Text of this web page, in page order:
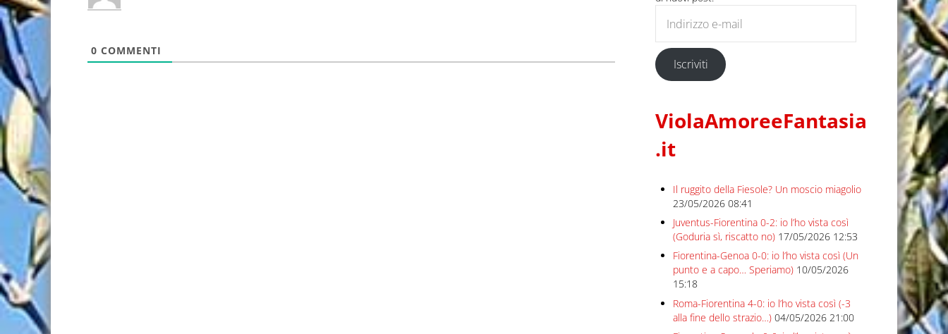
0 COMMENTI
Iscriviti
ViolaAmoreeFantasia
.it
Il ruggito della Fiesole? Un moscio miagolio
23/05/2026 08:41
Juventus-Fiorentina 0-2: io l’ho vista così
(Goduria sì, riscatto no) 17/05/2026 12:53
Fiorentina-Genoa 0-0: io l’ho vista così (Un
punto e a capo… Speriamo) 10/05/2026
15:18
Roma-Fiorentina 4-0: io l’ho vista così (-3
alla fine dello strazio…) 04/05/2026 21:00